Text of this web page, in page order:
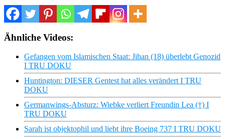
Ähnliche Videos:
Gefangen vom Islamischen Staat: Jihan (18) überlebt Genozid
I TRU DOKU
Huntington: DIESER Gentest hat alles verändert I TRU
DOKU
Germanwings-Absturz: Wiebke verliert Freundin Lea (†) I
TRU DOKU
Sarah ist objektophil und liebt ihre Boeing 737 I TRU DOKU